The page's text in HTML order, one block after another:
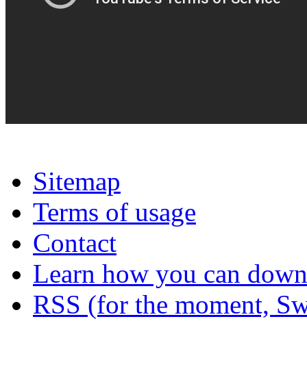
Sitemap
Terms of usage
Contact
Learn how you can
RSS (for the moment,